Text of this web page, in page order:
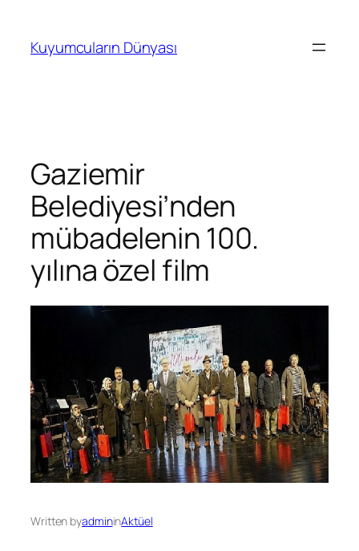
Kuyumcuların Dünyası
Gaziemir
Belediyesi’nden
mübadelenin 100.
yılına özel film
Written byadmininAktüel